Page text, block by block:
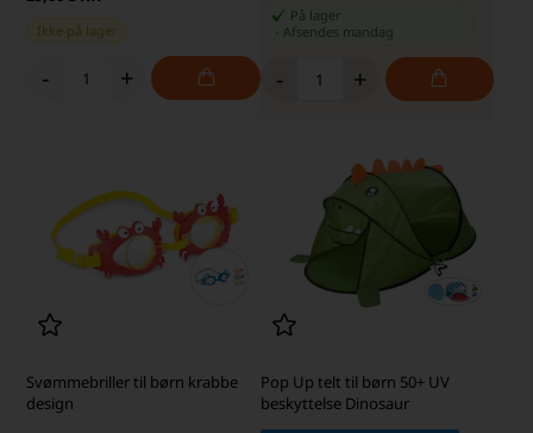
Ikke på lager
- +
På lager
Afsendes mandag
- +
Svømmebriller til børn krabbe
design
Pop Up telt til børn 50+ UV
beskyttelse Dinosaur